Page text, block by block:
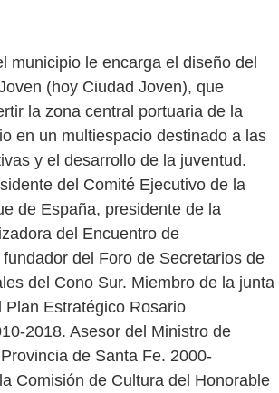
municipio le encarga el diseño del
(hoy Ciudad Joven), que
la zona central portuaria de la
en un multiespacio destinado a las
y el desarrollo de la juventud.
del Comité Ejecutivo de la
de España, presidente de la
del Encuentro de
del Foro de Secretarios de
del Cono Sur. Miembro de la junta
Plan Estratégico Rosario
2018. Asesor del Ministro de
de Santa Fe. 2000-
Comisión de Cultura del Honorable